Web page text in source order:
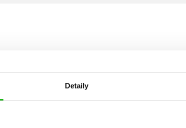
Detaily
Přihlásit